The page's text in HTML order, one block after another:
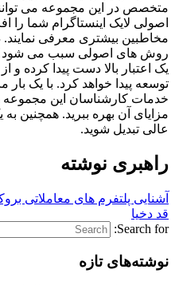
متخصص در این مجموعه می‌
اصولی لایک اینستاگرام شما را
مخاطبین بیشتری معرفی نمایند.
روش‌ های اصولی سبب می‌ شود
یک اعتبار بالا دست پیدا کرده
توسعه پیدا خواهد کرد. با یک بار
خدمات کارشناسان این مجموعه
مزایای آن بهره ببرید. همچنین
عالی تبدیل شوید.
راهبری نوشته
آشنایی پلتفرم های معاملاتی
قد دخیا
Search for:
نوشته‌های تازه